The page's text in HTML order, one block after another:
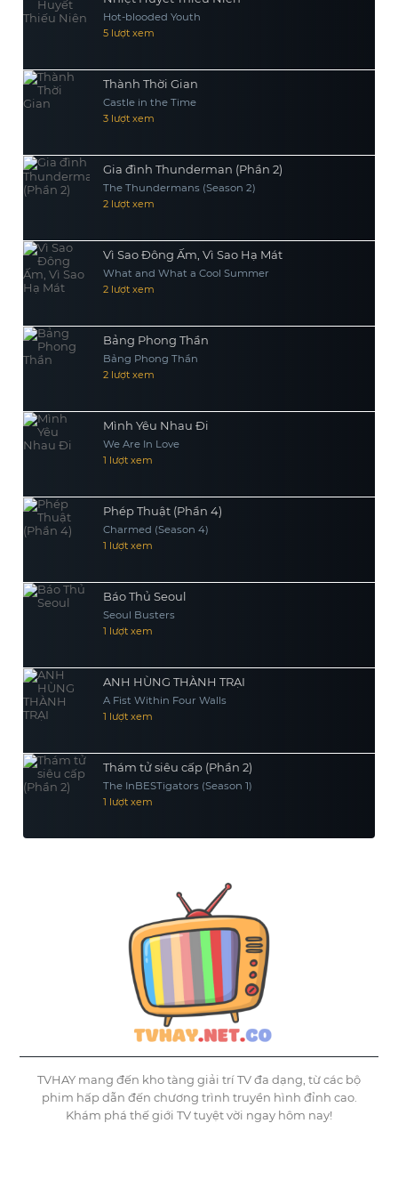
đôi khi lại đẩy anh vào bẫy.
Hot-blooded Youth
5 lượt xem
Thành Thời Gian
Castle in the Time
3 lượt xem
Gia đình Thunderman (Phần 2)
The Thundermans (Season 2)
2 lượt xem
Vì Sao Đông Ấm, Vì Sao Hạ Mát
What and What a Cool Summer
2 lượt xem
Bảng Phong Thần
Bảng Phong Thần
2 lượt xem
Mình Yêu Nhau Đi
We Are In Love
1 lượt xem
Phép Thuật (Phần 4)
Charmed (Season 4)
1 lượt xem
Báo Thủ Seoul
Seoul Busters
1 lượt xem
ANH HÙNG THÀNH TRẠI
A Fist Within Four Walls
1 lượt xem
Thám tử siêu cấp (Phần 2)
The InBESTigators (Season 1)
1 lượt xem
TVHAY mang đến kho tàng giải trí TV đa dạng, từ các bộ
phim hấp dẫn đến chương trình truyền hình đỉnh cao.
Khám phá thế giới TV tuyệt vời ngay hôm nay!